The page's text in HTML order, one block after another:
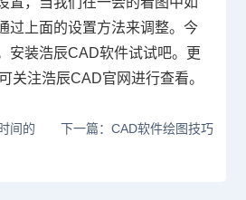
过上面的设置方法来调整。今
安装浩辰CAD软件试试吧。更
关注浩辰CAD官网进行查看。
间的
下一篇：CAD软件绘图技巧